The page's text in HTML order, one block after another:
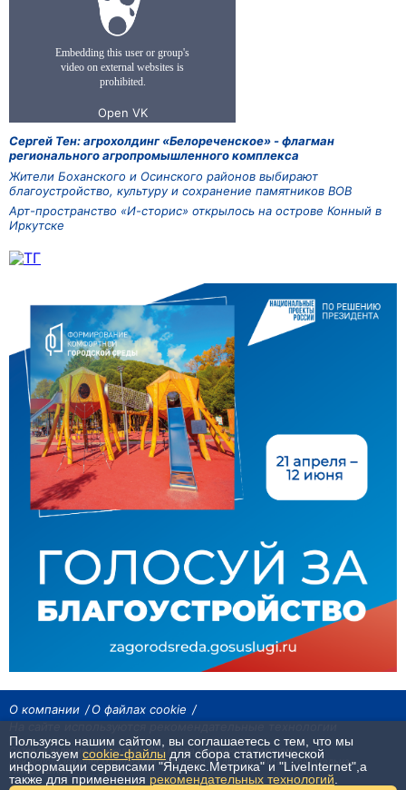
Сергей Тен: агрохолдинг «Белореченское» - флагман
регионального агропромышленного комплекса
Жители Боханского и Осинского районов выбирают
благоустройство, культуру и сохранение памятников ВОВ
Арт-пространство «И-сторис» открылось на острове Конный в
Иркутске
О компании
О файлах cookie
Сетевое издание «Байкал24». Все права охраняются законом.
При использовании материалов агентства на других сайтах, обязательна
гиперссылка.
Пользуясь нашим сайтом, вы соглашаетесь с тем, что мы
используем cookie-файлы для сбора статистической
информации сервисами "Яндекс.Метрика" и "LiveInternet",а
также для применения рекомендательных технологий